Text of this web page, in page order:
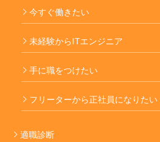
今すぐ働きたい
未経験からITエンジニア
手に職をつけたい
フリーターから正社員になりたい
適職診断